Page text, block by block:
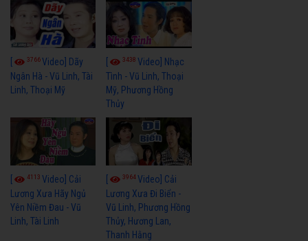
3766Video] Dãy
Ngân Hà - Vũ Linh, Tài
Linh, Thoại Mỹ
3438Video] Nhạc
Tình - Vũ Linh, Thoại
Mỹ, Phương Hồng
Thủy
4113 Video] Cải
Lương Xưa Hãy Ngủ
Yên Niềm Đau - Vũ
Linh, Tài Linh
3964Video] Cải
Lương Xưa Đi Biển -
Vũ Linh, Phương Hồng
Thủy, Hương Lan,
Thanh Hằng